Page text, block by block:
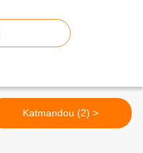
Katmandou (2) >